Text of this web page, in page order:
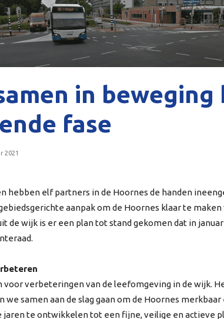
in beweging
fase
2021
hebben elf partners in de Hoornes de handen
aanpak om de Hoornes klaar te
de wijk is er een plan tot stand gekomen dat in
voor verbeteringen van de leefomgeving in de wijk.
we samen aan de slag gaan om de Hoornes
te ontwikkelen tot een fijne, veilige en actieve